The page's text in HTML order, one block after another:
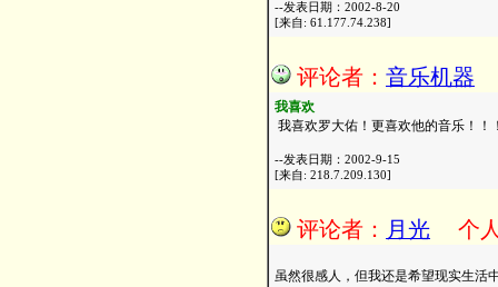
--发表日期：2002-8-20
[来自: 61.177.74.238]
评论者： 音乐机器
我喜欢
我喜欢罗大佑！更喜欢他的音乐！！
--发表日期：2002-9-15
[来自: 218.7.209.130]
评论者： 月光 个
虽然很感人，但我还是希望现实生活